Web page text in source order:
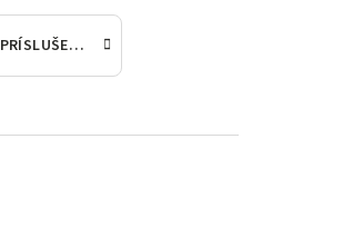
PRÍSLUŠENSTVO